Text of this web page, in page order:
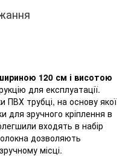
120 см і висотою
для експлуатації.
трубці, на основу якої
для зручного кріплення в
входять в набір
дозволяють
місці.